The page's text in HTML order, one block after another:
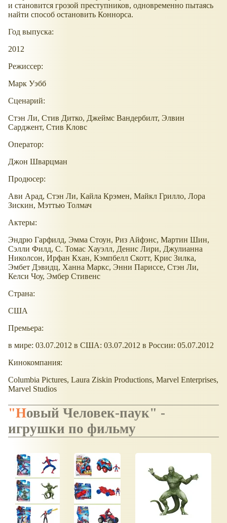
и становится грозой преступников, одновременно пытаясь
найти способ остановить Коннорса.
Год выпуска:
2012
Режиссер:
Марк Уэбб
Сценарий:
Стэн Ли, Стив Дитко, Джеймс Вандербилт, Элвин
Сарджент, Стив Кловс
Оператор:
Джон Шварцман
Продюсер:
Ави Арад, Стэн Ли, Кайла Крэмен, Майкл Грилло, Лора
Зискин, Мэттью Толмач
Актеры:
Эндрю Гарфилд, Эмма Стоун, Риз Айфэнс, Мартин Шин,
Сэлли Филд, С. Томас Хауэлл, Денис Лири, Джулианна
Николсон, Ирфан Кхан, Кэмпбелл Скотт, Крис Зилка,
Эмбет Дэвидц, Ханна Маркс, Энни Париссе, Стэн Ли,
Келси Чоу, Эмбер Стивенс
Страна:
США
Премьера:
в мире: 03.07.2012 в США: 03.07.2012 в России: 05.07.2012
Кинокомпания:
Columbia Pictures, Laura Ziskin Productions, Marvel Enterprises,
Marvel Studios
"Новый Человек-паук" -
игрушки по фильму